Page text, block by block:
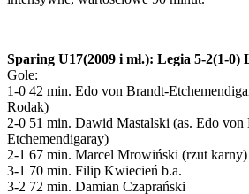
Sparing U17(2009 i mł.): Legia 5-2(1-0)
Gole:
1-0 42 min. Edo von Brandt-
Rodak)
2-0 51 min. Dawid Mastalski (as. Edo von
Etchemendigaray)
2-1 67 min. Marcel Mrowiński (rzut karny)
3-1 70 min. Filip Kwiecień b.a.
3-2 72 min. Damian Czaprański